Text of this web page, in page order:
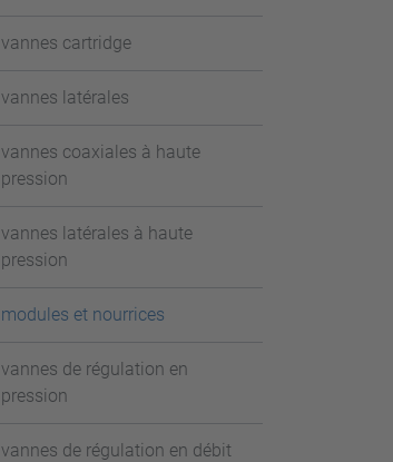
vannes cartridge
vannes latérales
vannes coaxiales à haute
pression
vannes latérales à haute
pression
modules et nourrices
vannes de régulation en
pression
vannes de régulation en débit